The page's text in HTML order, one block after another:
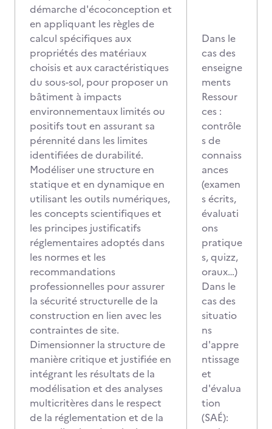
démarche d'écoconception et
en appliquant les règles de
calcul spécifiques aux
propriétés des matériaux
choisis et aux caractéristiques
du sous-sol, pour proposer un
bâtiment à impacts
environnementaux limités ou
positifs tout en assurant sa
pérennité dans les limites
identifiées de durabilité.
Modéliser une structure en
statique et en dynamique en
utilisant les outils numériques,
les concepts scientifiques et
les principes justificatifs
réglementaires adoptés dans
les normes et les
recommandations
professionnelles pour assurer
la sécurité structurelle de la
construction en lien avec les
contraintes de site.
Dimensionner la structure de
manière critique et justifiée en
intégrant les résultats de la
modélisation et des analyses
multicritères dans le respect
de la réglementation et de la
Dans le
cas des
enseigne
ments
Ressour
ces :
contrôle
s de
connaiss
ances
(examen
s écrits,
évaluati
ons
pratique
s, quizz,
oraux…)
Dans le
cas des
situatio
ns
d'appre
ntissage
et
d'évalua
tion
(SAÉ):